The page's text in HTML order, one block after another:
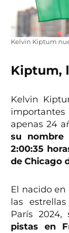
Kelvin Kiptum
Kiptum,
Kelvin
apenas 24
su
2:00:35
de Chicago
El nacido
las
París
pistas en